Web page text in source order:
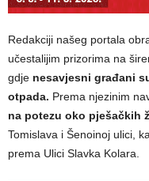
Redakciji našeg portala
učestalijim prizorima na
gdje nesavjesni građani
otpada. Prema njezinim
na potezu oko pješačkih
Tomislava i Šenoinoj ulici,
prema Ulici Slavka Kolara.